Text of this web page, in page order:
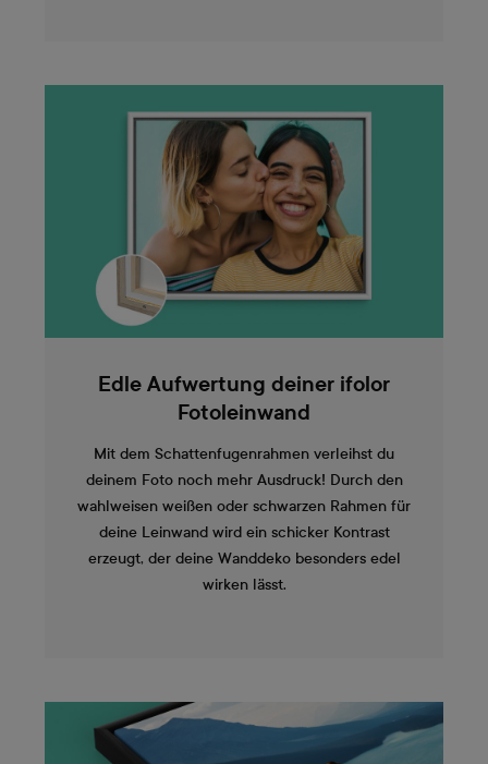
Edle Aufwertung deiner ifolor
Fotoleinwand
Mit dem Schattenfugenrahmen verleihst du
deinem Foto noch mehr Ausdruck! Durch den
wahlweisen weißen oder schwarzen Rahmen für
deine Leinwand wird ein schicker Kontrast
erzeugt, der deine Wanddeko besonders edel
wirken lässt.